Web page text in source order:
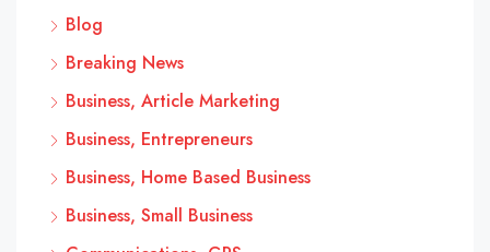
Blog
Breaking News
Business, Article Marketing
Business, Entrepreneurs
Business, Home Based Business
Business, Small Business